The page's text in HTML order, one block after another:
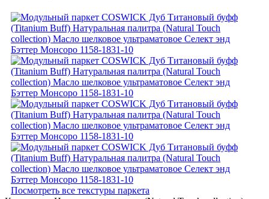
Посмотреть все текстуры паркета